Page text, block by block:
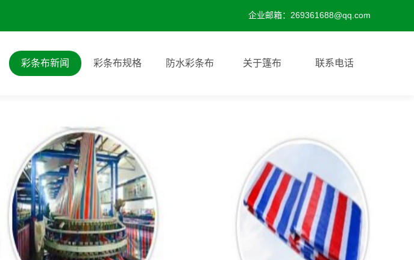
企业邮箱：269361688@qq.com
彩条布新闻 彩条布规格 防水彩条布 关于篷布 联系电话